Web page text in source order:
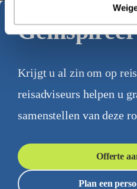
Krijgt u al zin om op reis
reisadviseurs helpen u
samenstellen van deze
Offerte
Plan een